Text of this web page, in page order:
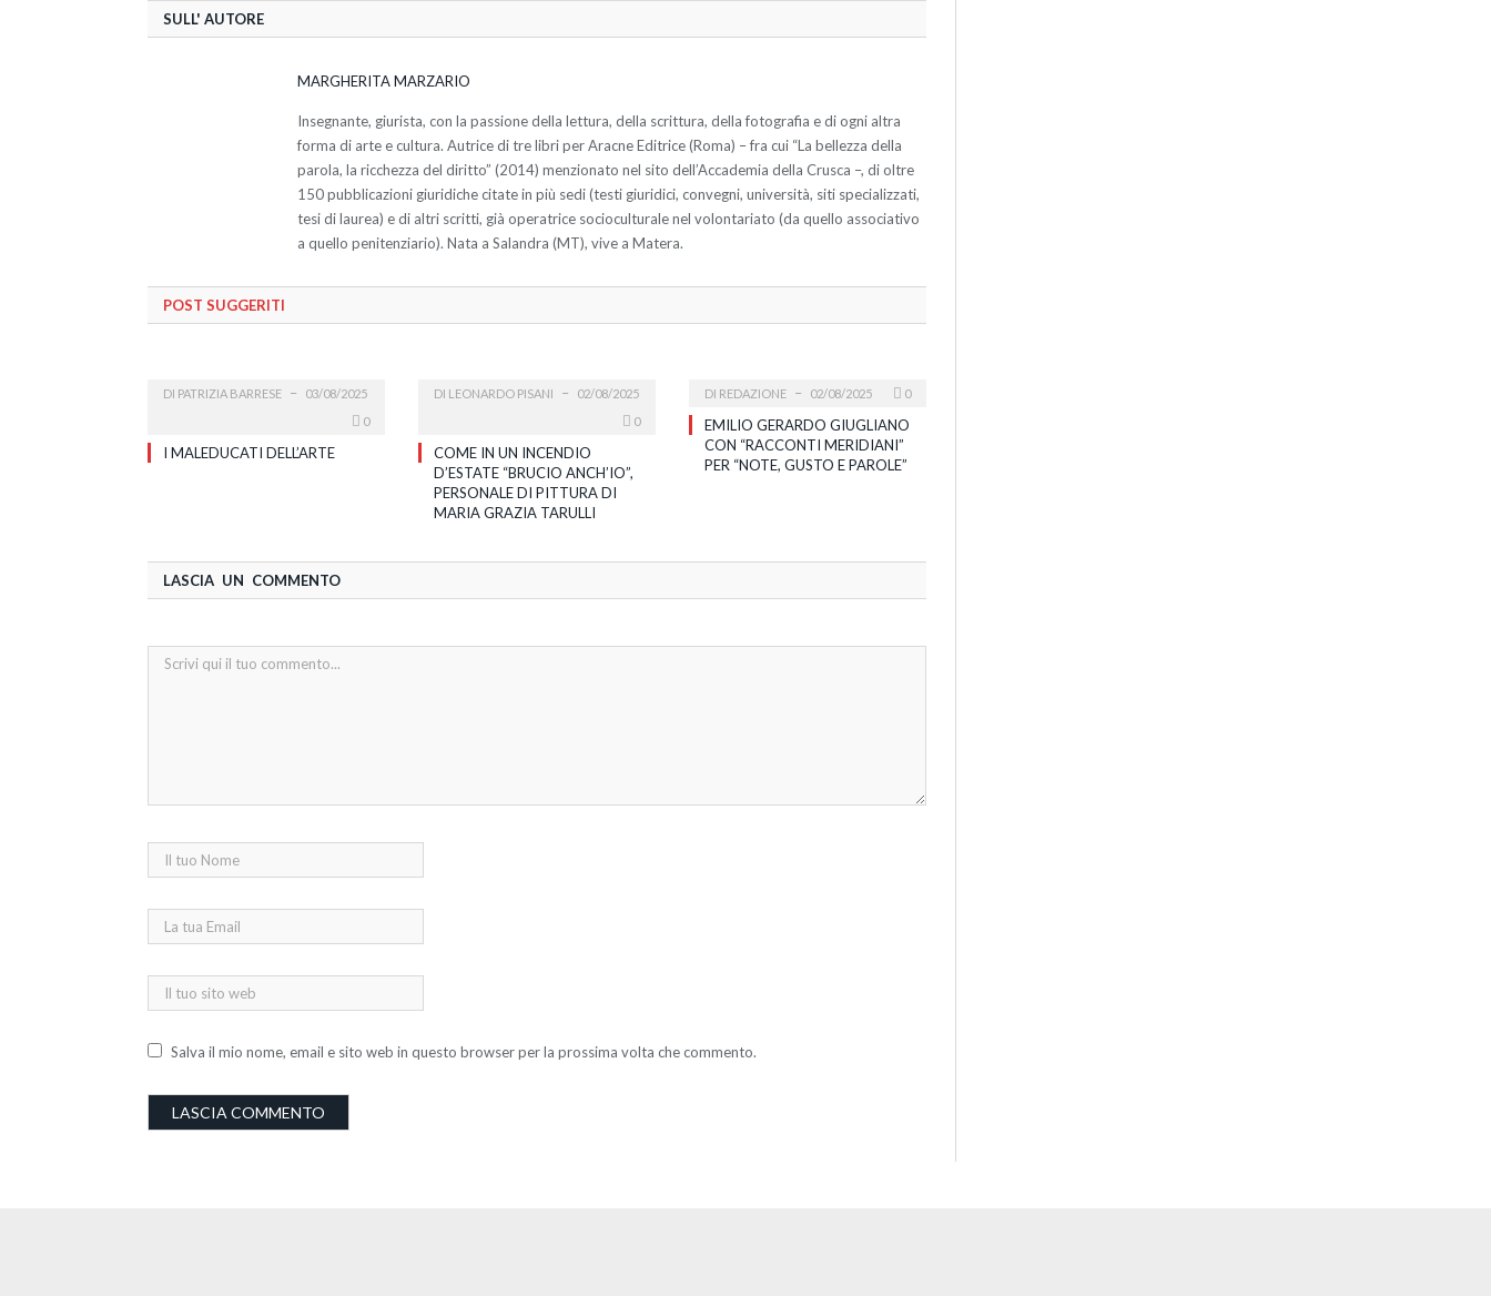
SULL' AUTORE
MARGHERITA MARZARIO
Insegnante, giurista, con la passione della lettura, della scrittura, della fotografia e di ogni altra
forma di arte e cultura. Autrice di tre libri per Aracne Editrice (Roma) – fra cui “La bellezza della
parola, la ricchezza del diritto” (2014) menzionato nel sito dell’Accademia della Crusca –, di oltre
150 pubblicazioni giuridiche citate in più sedi (testi giuridici, convegni, università, siti specializzati,
tesi di laurea) e di altri scritti, già operatrice socioculturale nel volontariato (da quello associativo
a quello penitenziario). Nata a Salandra (MT), vive a Matera.
POST SUGGERITI
DI PATRIZIA BARRESE
03/08/2025
0
I MALEDUCATI DELL’ARTE
DI LEONARDO PISANI
02/08/2025
0
COME IN UN INCENDIO
D’ESTATE “BRUCIO ANCH’IO”,
PERSONALE DI PITTURA DI
MARIA GRAZIA TARULLI
DI REDAZIONE 02/08/2025 0
EMILIO GERARDO GIUGLIANO
CON “RACCONTI MERIDIANI”
PER “NOTE, GUSTO E PAROLE”
LASCIA UN COMMENTO
Salva il mio nome, email e sito web in questo browser per la prossima volta che commento.